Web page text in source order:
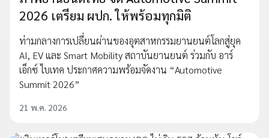
2026 เตรียม ผปก. ให้พร้อมทุกมิติ
ท่ามกลางการเปลี่ยนผ่านของอุตสาหกรรมยานยนต์โลกสู่ยุค
AI, EV และ Smart Mobility สถาบันยานยนต์ ร่วมกับ อาร์
เอ็กซ์ ไบเทค ประกาศความพร้อมจัดงาน “Automotive
Summit 2026”
21 พ.ค. 2026